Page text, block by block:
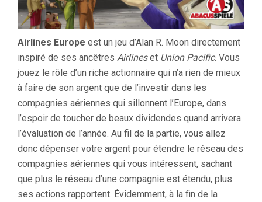
Airlines Europe est un jeu d’Alan R. Moon directement
inspiré de ses ancêtres Airlineset Union Pacific. Vous
jouez le rôle d’un riche actionnaire qui n’a rien de mieux
à faire de son argent que de l’investir dans les
compagnies aériennes qui sillonnent l’Europe, dans
l’espoir de toucher de beaux dividendes quand arrivera
l’évaluation de l’année. Au fil de la partie, vous allez
donc dépenser votre argent pour étendre le réseau des
compagnies aériennes qui vous intéressent, sachant
que plus le réseau d’une compagnie est étendu, plus
ses actions rapportent. Évidemment, à la fin de la